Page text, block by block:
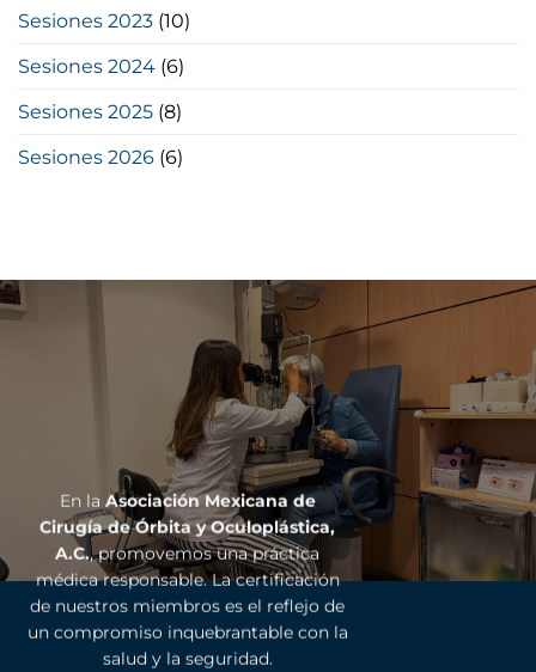
Sesiones 2023 (10)
Sesiones 2024 (6)
Sesiones 2025 (8)
Sesiones 2026 (6)
En la Asociación Mexicana de
Cirugía de Órbita y Oculoplástica,
A.C., promovemos una práctica
médica responsable. La certificación
de nuestros miembros es el reflejo de
un compromiso inquebrantable con la
salud y la seguridad.